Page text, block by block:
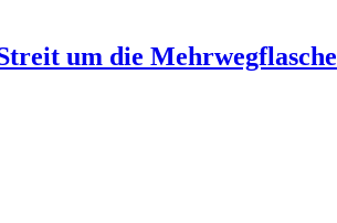
um die Mehrwegflasche